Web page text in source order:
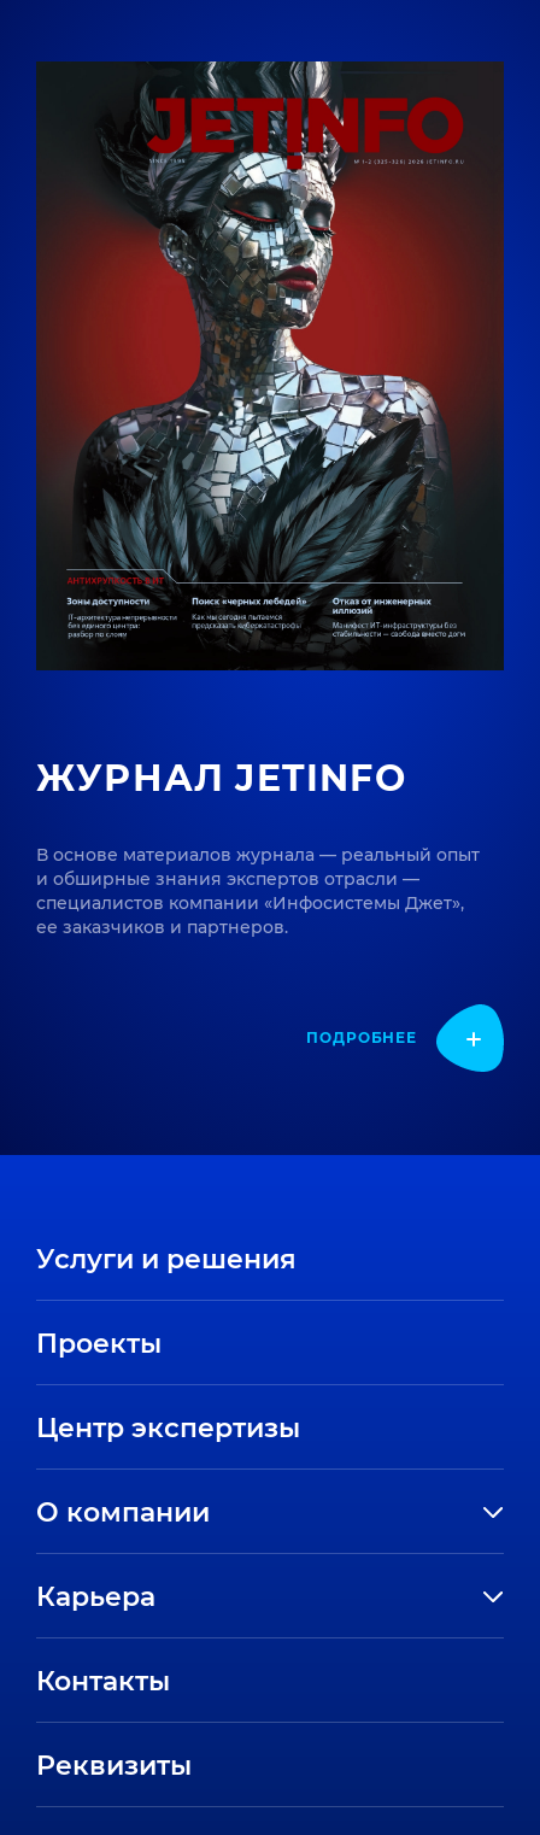
ЖУРНАЛ JETINFO
В основе материалов журнала — реальный опыт
и обширные знания экспертов отрасли —
специалистов компании «Инфосистемы Джет»,
ее заказчиков и партнеров.
ПОДРОБНЕЕ
Услуги и решения
Проекты
Центр экспертизы
О компании
Направления
Карьера
Контакты
Реквизиты